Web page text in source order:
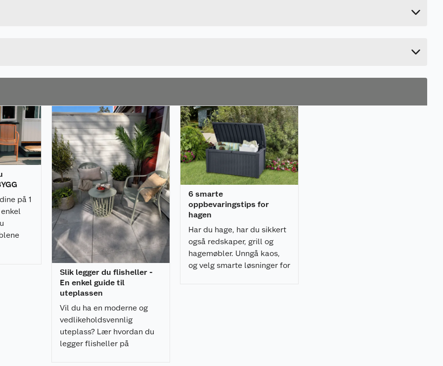
og venner, og
sol og varme
og ønske
og gir kortere
av festemidler
/ underlaget
på 1
Slik legger du flisheller -
En enkel guide til
uteplassen
Vil du ha en moderne og
vedlikeholdsvennlig
uteplass? Lær hvordan du
legger flisheller på
6 smarte
oppbevaringstips for
hagen
Har du hage, har du sikkert
også redskaper, grill og
hagemøbler. Unngå kaos,
og velg smarte løsninger for